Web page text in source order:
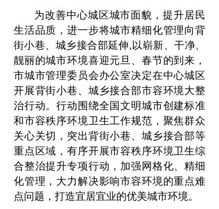
为改善中心城区城市面貌，提升居民
生活品质，进一步将城市精细化管理向背
街小巷、城乡接合部延伸,以崭新、干净、
靓丽的城市环境喜迎元旦、春节的到来，
市城市管理委员会办公室决定在中心城区
开展背街小巷、城乡接合部市容环境大整
治行动。行动围绕全国文明城市创建标准
和市容秩序环境卫生工作规范，聚焦群众
关心关切，突出背街小巷、城乡接合部等
重点区域，有序开展市容秩序环境卫生综
合整治提升专项行动，加强网格化、精细
化管理，大力解决影响市容环境的重点难
点问题，打造宜居宜业的优美城市环境。